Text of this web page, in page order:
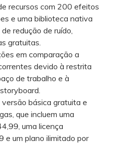
recursos com 200 efeitos
e uma biblioteca nativa
redução de ruído,
gratuitas.
em comparação a
devido à restrita
de trabalho e à
básica gratuita e
que incluem uma
uma licença
e um plano ilimitado por